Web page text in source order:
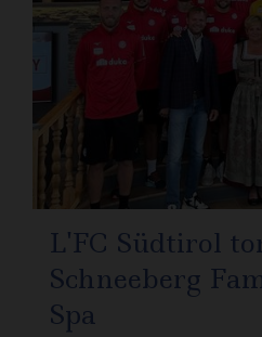
L'FC Südtirol
Schneeberg
Spa